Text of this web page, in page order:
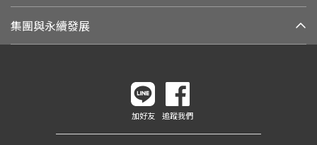
集團與永續發展
加好友 追蹤我們